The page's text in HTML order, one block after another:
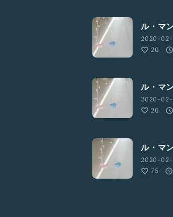
ル・マ
2020-02-
20
ル・マ
2020-
20
ル・マ
2020-02-
75